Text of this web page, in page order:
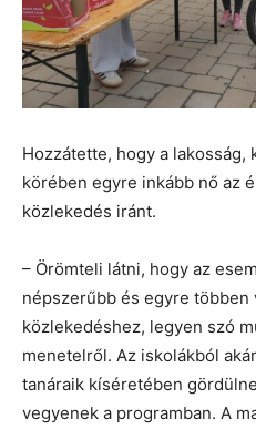
Hozzátette, hogy a
körében egyre inkább nő az
közlekedés iránt.
– Örömteli látni, hogy az
népszerűbb és egyre
közlekedéshez, legyen szó
menetelről. Az iskolákból
tanáraik kíséretében
vegyenek a programban. A